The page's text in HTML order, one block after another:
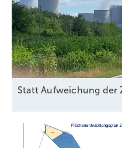
Statt Aufweichung der